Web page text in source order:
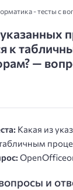
- тесты с
к
—
Какая из
и